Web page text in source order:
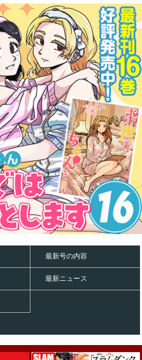
最新号の内容
最新ニュース